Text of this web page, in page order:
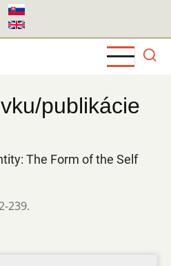
publikácie
The Form of the Self
239.